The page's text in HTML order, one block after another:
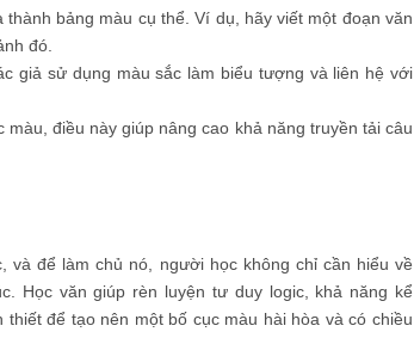
bảng màu cụ thể. Ví dụ, hãy viết một đoạn văn
đó.
giả sử dụng màu sắc làm biểu tượng và liên hệ với
điều này giúp nâng cao khả năng truyền tải câu
và để làm chủ nó, người học không chỉ cần hiểu về
Học văn giúp rèn luyện tư duy logic, khả năng kể
để tạo nên một bố cục màu hài hòa và có chiều